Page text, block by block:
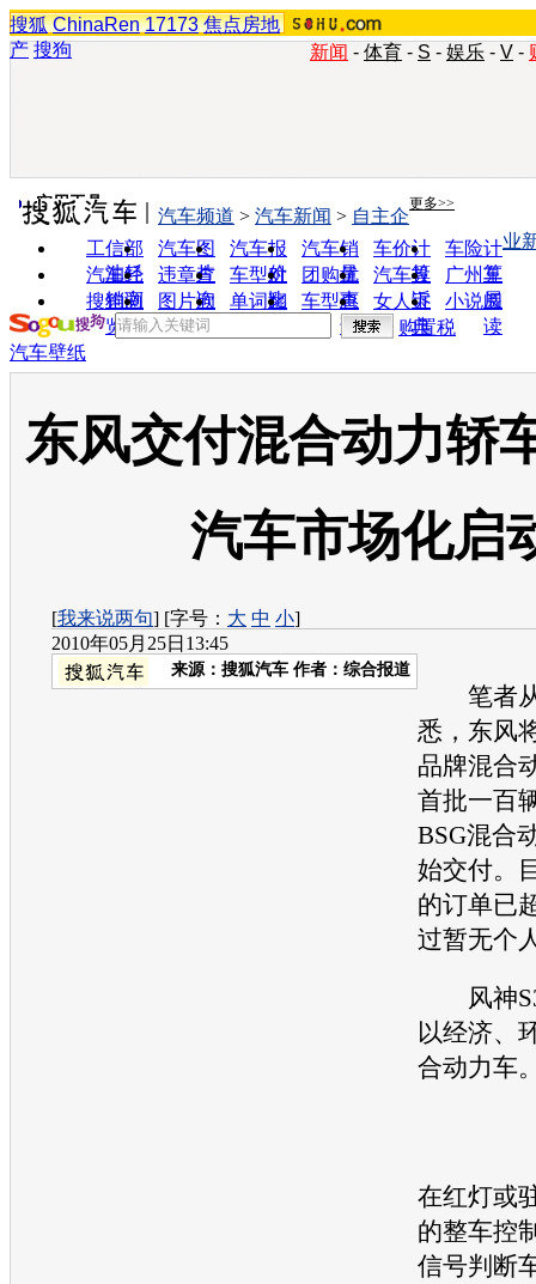
搜狐 ChinaRen 17173 焦点房地
产 搜狗 新闻 - 体育 - S - 娱乐 - V -
实用工具 更多>>
工信部
油耗
汽车图
片
汽车报
价
汽车销
量
车价计
算
车险计
算
汽车经
销商
违章查
询
车型对
比
团购优
惠
汽车投
诉
广州车
展
搜狗浏
览器
图片欣
赏
单词翻
车型查
询
女人宝
典
小说阅
读
汽车频道 > 汽车新闻 > 自主企
业
购置税
汽车壁纸
东风交付混合动力轿
汽车市场化启
[我来说两句] [字号： 大 中 小]
2010年05月25日13:45
来源： 搜狐汽车 作者：综合报道
笔者从
悉，东风
品牌混合
首批一百
BSG混合
始交付。
的订单已
过暂无个
风神
以经济、
合动力车
在红灯或
的整车控
信号判断